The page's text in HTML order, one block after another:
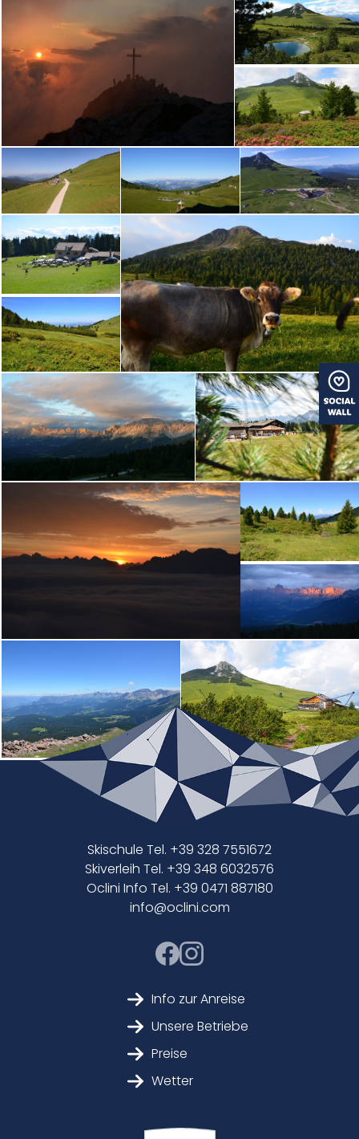
Skischule Tel. +39 328 7551672
Skiverleih Tel. +39 348 6032576
Oclini Info Tel. +39 0471 887180
info@oclini.com
Info zur Anreise
Unsere Betriebe
Preise
Wetter